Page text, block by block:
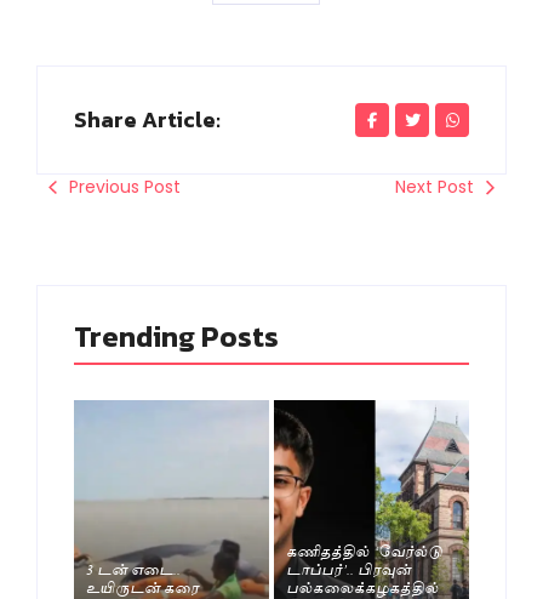
Share Article:
Previous Post Next Post
Trending Posts
3 டன் எடை..
உயிருடன் கரை
கணிதத்தில் ‘வேர்ல்டு
டாப்பர்’.. பிரவுன்
பல்கலைக்கழகத்தில்